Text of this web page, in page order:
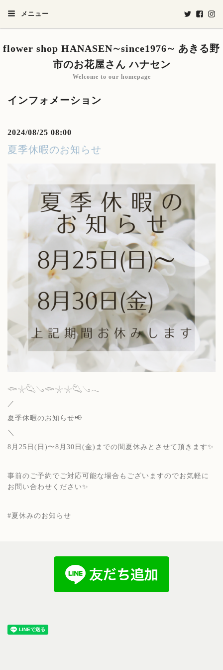
メニュー
flower shop HANASEN∼since1976∼ あきる野
市のお花屋さん ハナセン
Welcome to our homepage
インフォメーション
2024/08/25 08:00
夏季休暇のお知らせ
𓆟𓇼𓆡𓂅𓆟𓇼𓇼𓆡𓂅𓂃
／
夏季休暇のお知らせ📢
＼
8月25日(日)〜8月30日(金)までの間夏休みとさせて頂きます✨
事前のご予約でご対応可能な場合もございますのでお気軽に
お問い合わせください✨
#夏休みのお知らせ